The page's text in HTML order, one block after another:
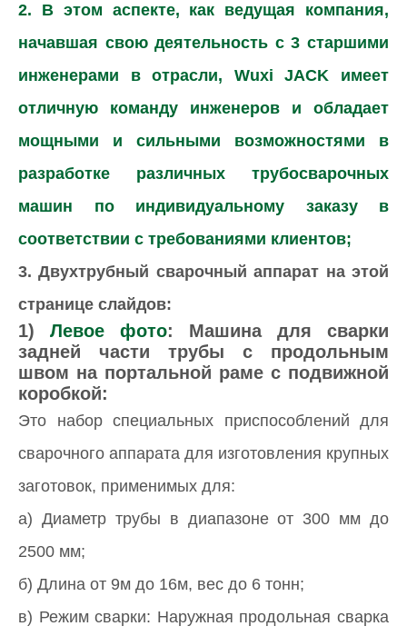
2. В этом аспекте, как ведущая компания,
начавшая свою деятельность с 3 старшими
инженерами в отрасли, Wuxi JACK имеет
отличную команду инженеров и обладает
мощными и сильными возможностями в
разработке различных трубосварочных
машин по индивидуальному заказу в
соответствии с требованиями клиентов;
3. Двухтрубный сварочный аппарат на этой
странице слайдов:
1) Левое фото: Машина для сварки
задней части трубы с продольным
швом на портальной раме с подвижной
коробкой:
Это набор специальных приспособлений для
сварочного аппарата для изготовления крупных
заготовок, применимых для:
а) Диаметр трубы в диапазоне от 300 мм до
2500 мм;
б) Длина от 9м до 16м, вес до 6 тонн;
в) Режим сварки: Наружная продольная сварка